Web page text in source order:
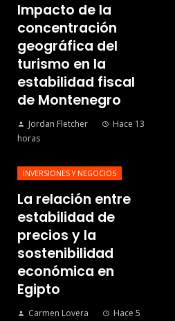
Impacto de la
concentración
geográfica del
turismo en la
estabilidad fiscal
de Montenegro
Jordan Fletcher
Hace 13
horas
INVERSIONES Y NEGOCIOS
La relación entre
estabilidad de
precios y la
sostenibilidad
económica en
Egipto
Carmen Lovera
Hace 5